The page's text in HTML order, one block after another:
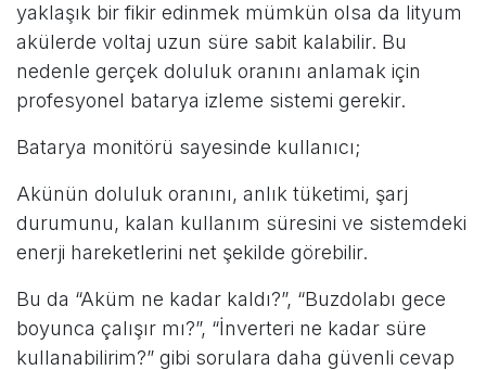
yaklaşık bir fikir edinmek mümkün olsa da lityum
akülerde voltaj uzun süre sabit kalabilir. Bu
nedenle gerçek doluluk oranını anlamak için
profesyonel batarya izleme sistemi gerekir.
Batarya monitörü sayesinde kullanıcı;
Akünün doluluk oranını, anlık tüketimi, şarj
durumunu, kalan kullanım süresini ve sistemdeki
enerji hareketlerini net şekilde görebilir.
Bu da “Aküm ne kadar kaldı?”, “Buzdolabı gece
boyunca çalışır mı?”, “İnverteri ne kadar süre
kullanabilirim?” gibi sorulara daha güvenli cevap